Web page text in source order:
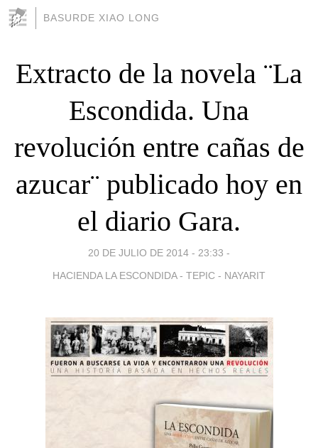
BASURDE XIAO LONG
Extracto de la novela ¨La
Escondida. Una
revolución entre cañas de
azucar¨ publicado hoy en
el diario Gara.
20 DE JULIO DE 2014 - 23:33 -
HACIENDA LA ESCONDIDA - TEPIC - NAYARIT